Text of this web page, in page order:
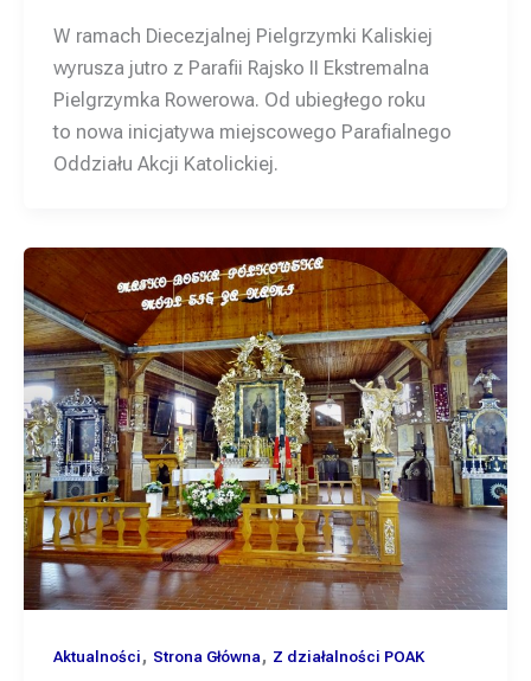
W ramach Diecezjalnej Pielgrzymki Kaliskiej
wyrusza jutro z Parafii Rajsko II Ekstremalna
Pielgrzymka Rowerowa. Od ubiegłego roku
to nowa inicjatywa miejscowego Parafialnego
Oddziału Akcji Katolickiej.
Aktualności , Strona Główna , Z działalności POAK